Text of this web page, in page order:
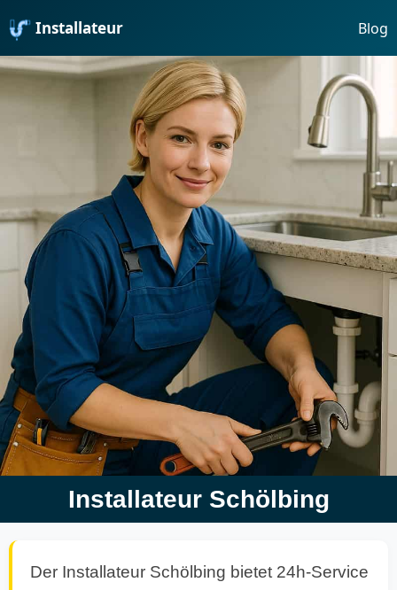
Installateur Blog
Installateur Schölbing
Der Installateur Schölbing bietet 24h-Service